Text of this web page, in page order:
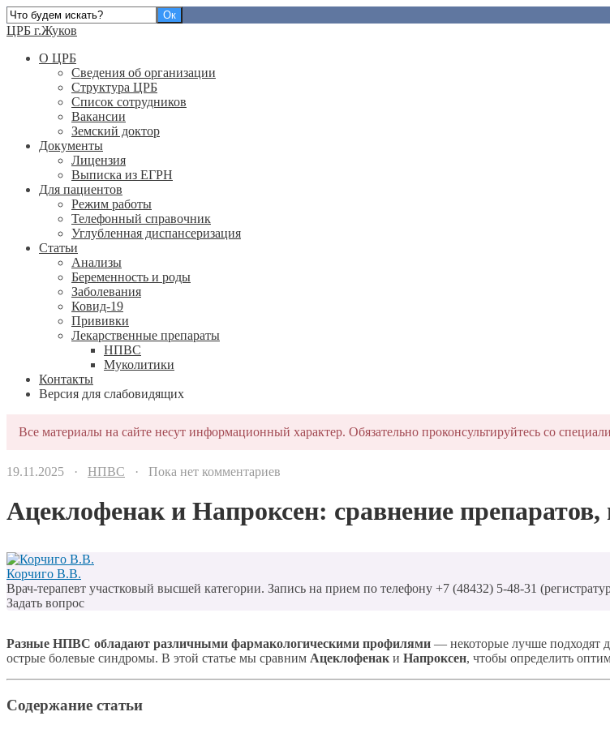
ЦРБ г.Жуков
О ЦРБ
Сведения об организации
Структура ЦРБ
Список сотрудников
Вакансии
Земский доктор
Документы
Лицензия
Выписка из ЕГРН
Для пациентов
Режим работы
Телефонный справочник
Углубленная диспансеризация
Статьи
Анализы
Беременность и роды
Заболевания
Ковид-19
Прививки
Лекарственные препараты
НПВС
Муколитики
Контакты
Версия для слабовидящих
Все материалы на сайте несут информационный характер. Обязательно проконсультируйтесь со
19.11.2025 · НПВС · Пока нет комментариев
Ацеклофенак и Напроксен: сравнение
Корчиго В.В.
Врач-терапевт участковый высшей категории. Запись на прием по телефону +7 (48432) 5-48-31
Задать вопрос
Разные НПВС обладают различными фармакологическими профилями — некоторые лучше подходят
острые болевые синдромы. В этой статье мы сравним Ацеклофенак и Напроксен, чтобы определить
Содержание статьи